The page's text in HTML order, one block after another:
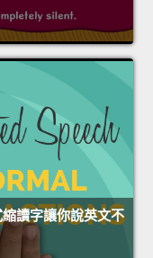
讀字讓你說英文不